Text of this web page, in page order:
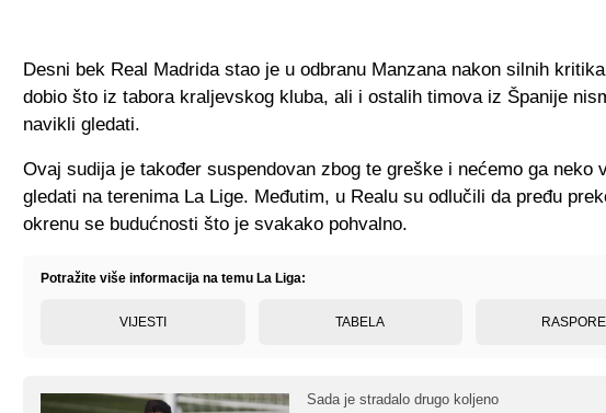
Desni bek Real Madrida stao je u odbranu Manzana nakon silnih
dobio što iz tabora kraljevskog kluba, ali i ostalih timova iz Španije
navikli gledati.
Ovaj sudija je također suspendovan zbog te greške i nećemo ga neko
gledati na terenima La Lige. Međutim, u Realu su odlučili da pređu
okrenu se budućnosti što je svakako pohvalno.
Potražite više informacija na temu La Liga:
VIJESTI TABELA
Sada je stradalo drugo koljeno